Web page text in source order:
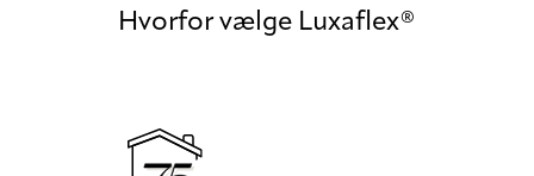
Hvorfor vælge Luxaflex®